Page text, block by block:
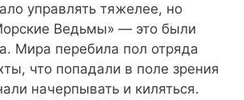
управлять тяжелее, но
Ведьмы» — это были
Мира перебила пол отряда
что попадали в поле зрения
начерпывать и киляться.